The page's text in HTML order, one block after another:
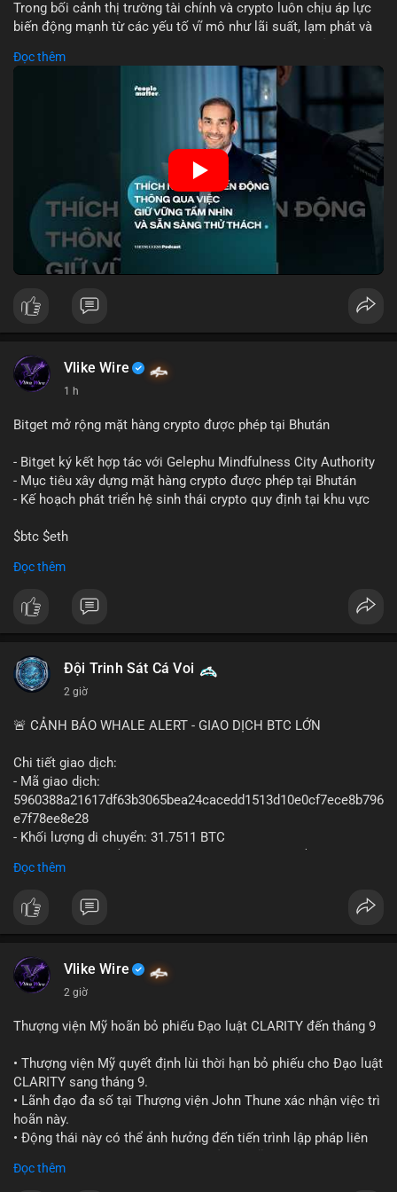
tương tự trong 24 giờ tới để xác nhận xu hướng. Không nên
hành động vội vàng dựa trên một giao dịch đơn lẻ, hãy ưu tiên
#giaodichlon
#tamlycavoi
Trong bối cảnh thị trường tài chính và crypto luôn chịu áp lực
biến động mạnh từ các yếu tố vĩ mô như lãi suất, lạm phát và
chìa khóa để đầu tư viên vượt qua giai đoạn không chắc chắn.
Thay vì phản ứng cảm xúc với những dao động ngắn hạn, các
nhà đầu tư thành công thường tập trung vào nguyên tắc cơ
bản, phân배 tài sản hợp lý và kiên持 theo kế hoạch đã định.
Điều này không chỉ giúp giảm rủi ro mà còn tạo điều kiện để
tận dụng cơ hội khi thị trường phục hồi.
🎥 Xem video trực tiếp tại:
Nguồn: VIETSUCCESS
Đọc thêm
Vlike Wire
1 h
Bitget mở rộng mặt hàng crypto được phép tại Bhután
- Bitget ký kết hợp tác với Gelephu Mindfulness City Authority
- Mục tiêu xây dựng mặt hàng crypto được phép tại Bhután
- Kế hoạch phát triển hệ sinh thái crypto quy định tại khu vực
$btc $eth
#vlikevn
📰 Nguồn: Cointelegraph
Đọc thêm
Đội Trinh Sát Cá Voi
2 giờ
🚨 CẢNH BÁO WHALE ALERT - GIAO DỊCH BTC LỚN
Chi tiết giao dịch:
- Mã giao dịch:
5960388a21617df63b3065bea24cacedd1513d10e0cf7ece8b796
e7f78ee8e28
- Khối lượng di chuyển: 31.7511 BTC
USD)
Đọc thêm
Vlike Wire
2 giờ
Thượng viện Mỹ hoãn bỏ phiếu Đạo luật CLARITY đến tháng 9
• Thượng viện Mỹ quyết định lùi thời hạn bỏ phiếu cho Đạo luật
CLARITY sang tháng 9.
• Lãnh đạo đa số tại Thượng viện John Thune xác nhận việc trì
hoãn này.
• Động thái này có thể ảnh hưởng đến tiến trình lập pháp liên
Đọc thêm